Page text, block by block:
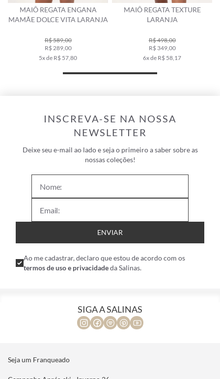
MAIÔ REGATA ENGANA
MAMÃE DOLCE VITA LARANJA
R$ 589,00
R$ 289,00
5x de R$ 57,80
MAIÔ REGATA TEXTURE
LARANJA
R$ 498,00
R$ 349,00
6x de R$ 58,17
INSCREVA-SE NA NOSSA
NEWSLETTER
Deixe seu e-mail ao lado e seja o primeiro a saber sobre as
nossas coleções!
ENVIAR
Ao me cadastrar, declaro que estou de acordo com os
termos de uso e privacidadeda Salinas.
SIGA A SALINAS
Seja um Franqueado